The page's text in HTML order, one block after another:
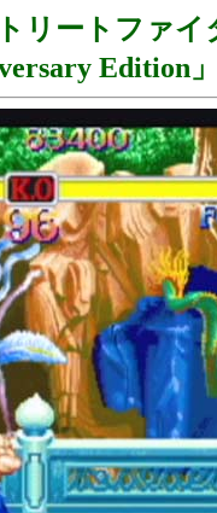
リートファイ
Edition」